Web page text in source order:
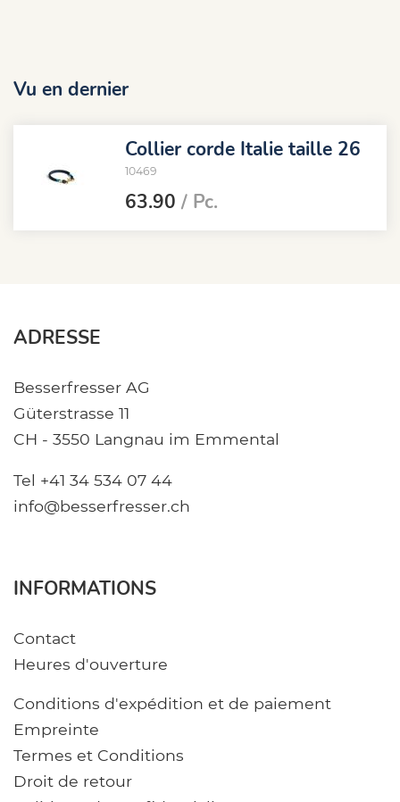
Vu en dernier
Collier corde Italie taille 26
10469
63.90 / Pc.
ADRESSE
Besserfresser AG
Güterstrasse 11
CH - 3550 Langnau im Emmental
Tel +41 34 534 07 44
info@besserfresser.ch
INFORMATIONS
Contact
Heures d'ouverture
Conditions d'expédition et de paiement
Empreinte
Termes et Conditions
Droit de retour